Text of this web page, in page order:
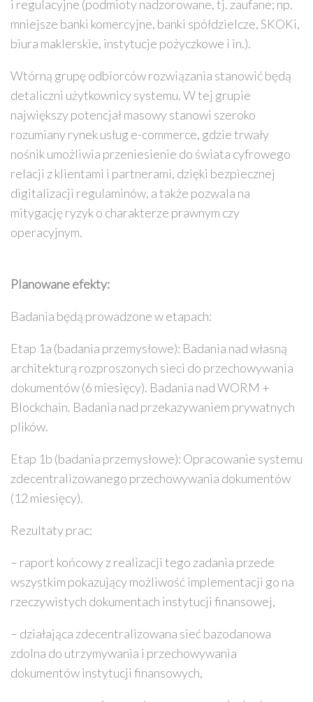
i regulacyjne (podmioty nadzorowane, tj. zaufane; np.
mniejsze banki komercyjne, banki spółdzielcze, SKOKi,
biura maklerskie, instytucje pożyczkowe i in.).
Wtórną grupę odbiorców rozwiązania stanowić będą
detaliczni użytkownicy systemu. W tej grupie
największy potencjał masowy stanowi szeroko
rozumiany rynek usług e-commerce, gdzie trwały
nośnik umożliwia przeniesienie do świata cyfrowego
relacji z klientami i partnerami, dzięki bezpiecznej
digitalizacji regulaminów, a także pozwala na
mitygację ryzyk o charakterze prawnym czy
operacyjnym.
Planowane efekty:
Badania będą prowadzone w etapach:
Etap 1a (badania przemysłowe): Badania nad własną
architekturą rozproszonych sieci do przechowywania
dokumentów (6 miesięcy). Badania nad WORM +
Blockchain. Badania nad przekazywaniem prywatnych
plików.
Etap 1b (badania przemysłowe): Opracowanie systemu
zdecentralizowanego przechowywania dokumentów
(12 miesięcy).
Rezultaty prac:
– raport końcowy z realizacji tego zadania przede
wszystkim pokazujący możliwość implementacji go na
rzeczywistych dokumentach instytucji finansowej,
– działająca zdecentralizowana sieć bazodanowa
zdolna do utrzymywania i przechowywania
dokumentów instytucji finansowych,